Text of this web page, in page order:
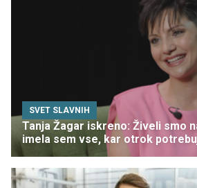
SVET SLAVNIH
Tanja Žagar iskreno: Živeli smo
imela sem vse, kar otrok